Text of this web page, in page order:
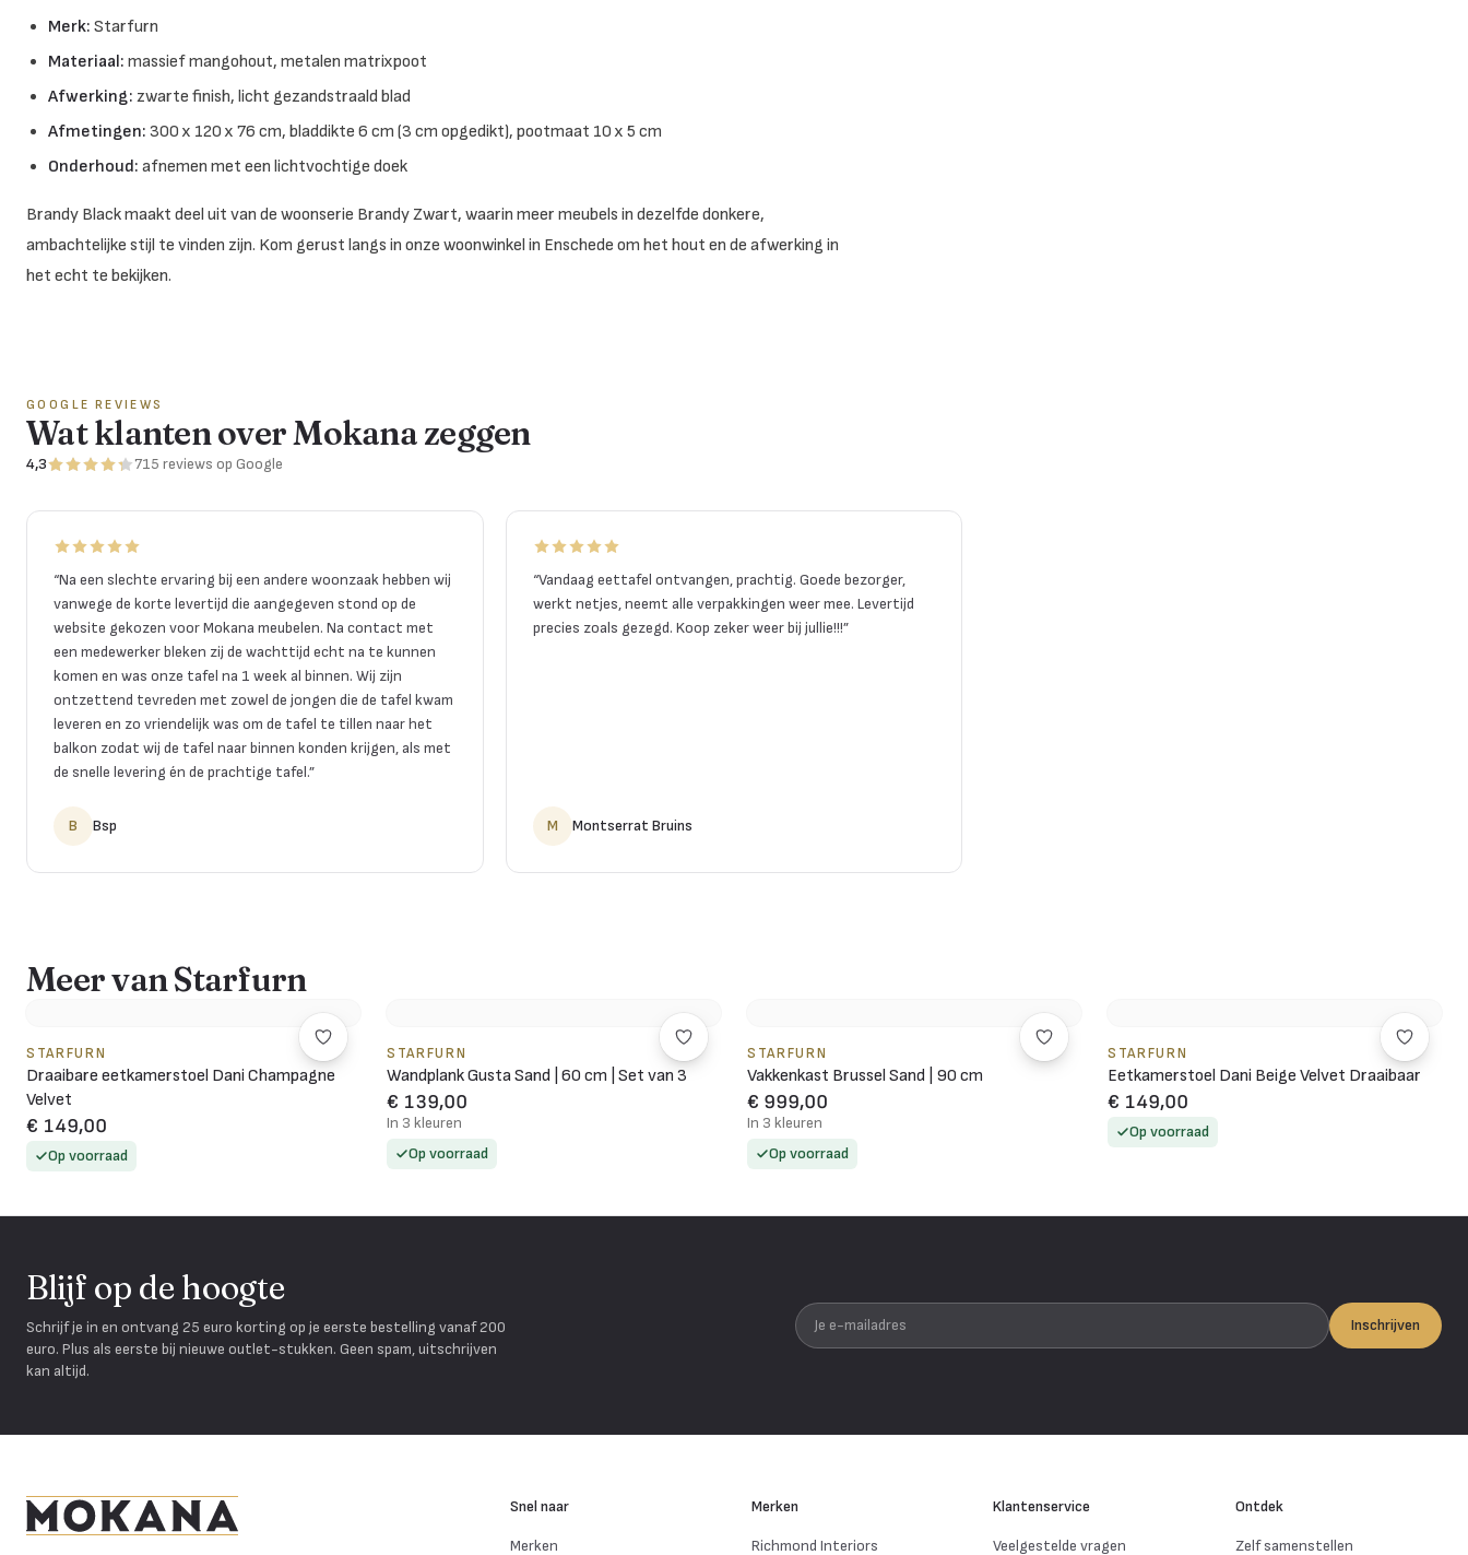
Merk: Starfurn
Materiaal: massief mangohout, metalen matrixpoot
Afwerking: zwarte finish, licht gezandstraald blad
Afmetingen: 300 x 120 x 76 cm, bladdikte 6 cm (3 cm opgedikt), pootmaat 10 x 5 cm
Onderhoud: afnemen met een lichtvochtige doek
Brandy Black maakt deel uit van de woonserie Brandy Zwart, waarin meer meubels in dezelfde donkere,
ambachtelijke stijl te vinden zijn. Kom gerust langs in onze woonwinkel in Enschede om het hout en de afwerking in
het echt te bekijken.
GOOGLE REVIEWS
Wat klanten over Mokana zeggen
4,3 715 reviews op Google
“Na een slechte ervaring bij een andere woonzaak hebben wij
vanwege de korte levertijd die aangegeven stond op de
website gekozen voor Mokana meubelen. Na contact met
een medewerker bleken zij de wachttijd echt na te kunnen
komen en was onze tafel na 1 week al binnen. Wij zijn
ontzettend tevreden met zowel de jongen die de tafel kwam
leveren en zo vriendelijk was om de tafel te tillen naar het
balkon zodat wij de tafel naar binnen konden krijgen, als met
de snelle levering én de prachtige tafel.”
B Bsp
“Vandaag eettafel ontvangen, prachtig. Goede bezorger,
werkt netjes, neemt alle verpakkingen weer mee. Levertijd
precies zoals gezegd. Koop zeker weer bij jullie!!!”
M Montserrat Bruins
Meer van Starfurn
STARFURN
Draaibare eetkamerstoel Dani Champagne
Velvet
€ 149,00
Op voorraad
STARFURN
Wandplank Gusta Sand | 60 cm | Set van 3
€ 139,00
In 3 kleuren
Op voorraad
STARFURN
Vakkenkast Brussel Sand | 90 cm
€ 999,00
In 3 kleuren
Op voorraad
STARFURN
Eetkamerstoel Dani Beige Velvet Draaibaar
€ 149,00
Op voorraad
Blijf op de hoogte
Schrijf je in en ontvang 25 euro korting op je eerste bestelling vanaf 200
euro. Plus als eerste bij nieuwe outlet-stukken. Geen spam, uitschrijven
kan altijd.
Je e-mailadres
Inschrijven
Snel naar
Merken
Merken
Richmond Interiors
Klantenservice
Veelgestelde vragen
Ontdek
Zelf samenstellen